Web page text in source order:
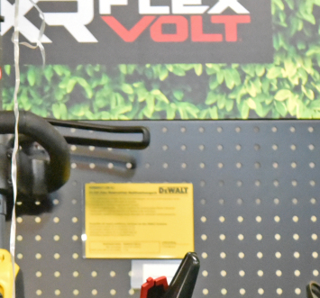
Ware wird durch die
Gerade bei den Sparten
von Material und
Da lohnt sich vor einem
der Buri AG,
ausserordentlich
und Werkzeugen für fast
im Obergeschoss die
Umschwung von «Makita»
wird die Kundschaft
von den Mitarbeitenden